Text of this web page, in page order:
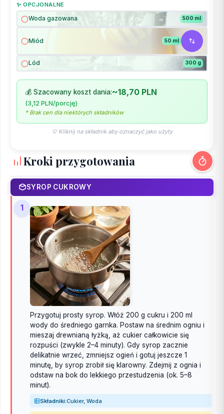
✨ OPCJONALNE
Woda gazowana 500 ml
Miód 50 ml
Lód 300 g
💰 Szacowany koszt dania:~18,70 PLN
(3,12 PLN/porcję)
* Brak cen dla niektórych składników
💡 Kliknij na składnik aby oznaczyć jako użyty
Kroki przygotowania
SYROP CUKROWY
1
Przygotuj prosty syrop. Włóż 200 g cukru i 200 ml
wody do średniego garnka. Postaw na średnim ogniu i
mieszaj drewnianą łyżką, aż cukier całkowicie się
rozpuści (zwykle 2–4 minuty). Gdy syrop zacznie
delikatnie wrzeć, zmniejsz ogień i gotuj jeszcze 1
minutę, by syrop zrobił się klarowny. Zdejmij z ognia i
odstaw na bok do lekkiego przestudzenia (ok. 5–8
minut).
Składniki:Cukier, Woda